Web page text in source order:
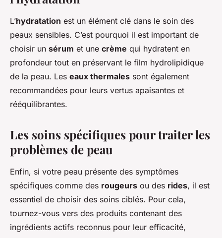
L’hydratation est un élément clé dans le soin des
peaux sensibles. C’est pourquoi il est important de
choisir un sérum et une crème qui hydratent en
profondeur tout en préservant le film hydrolipidique
de la peau. Les eaux thermales sont également
recommandées pour leurs vertus apaisantes et
rééquilibrantes.
Les soins spécifiques pour traiter les
problèmes de peau
Enfin, si votre peau présente des symptômes
spécifiques comme des rougeurs ou des rides, il est
essentiel de choisir des soins ciblés. Pour cela,
tournez-vous vers des produits contenant des
ingrédients actifs reconnus pour leur efficacité,